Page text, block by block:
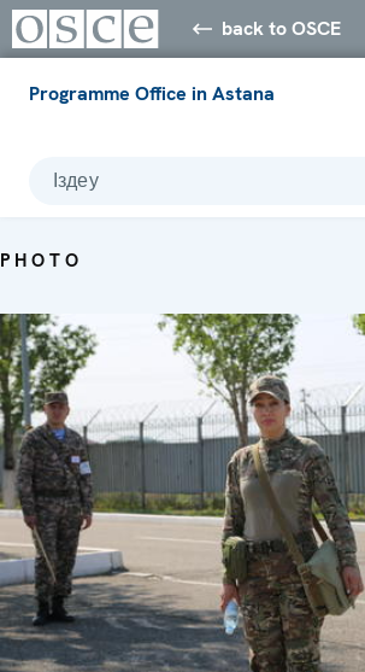
back to OSCE
Programme Office in Astana
Іздеу
PHOTO